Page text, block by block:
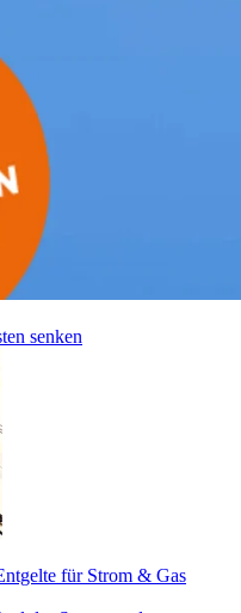
senken
für Strom & Gas